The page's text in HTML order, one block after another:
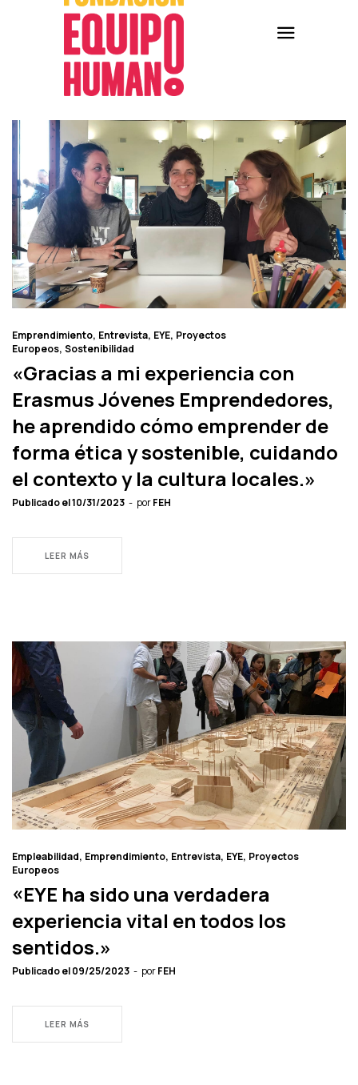
Emprendimiento Entrevista EYE Proyectos
Europeos Sostenibilidad
«Gracias a mi experiencia con
Erasmus Jóvenes Emprendedores,
he aprendido cómo emprender de
forma ética y sostenible, cuidando
el contexto y la cultura locales.»
Publicado el10/31/2023 porFEH
LEER MÁS
Empleabilidad Emprendimiento Entrevista EYE Proyectos
Europeos
«EYE ha sido una verdadera
experiencia vital en todos los
sentidos.»
Publicado el09/25/2023 porFEH
LEER MÁS